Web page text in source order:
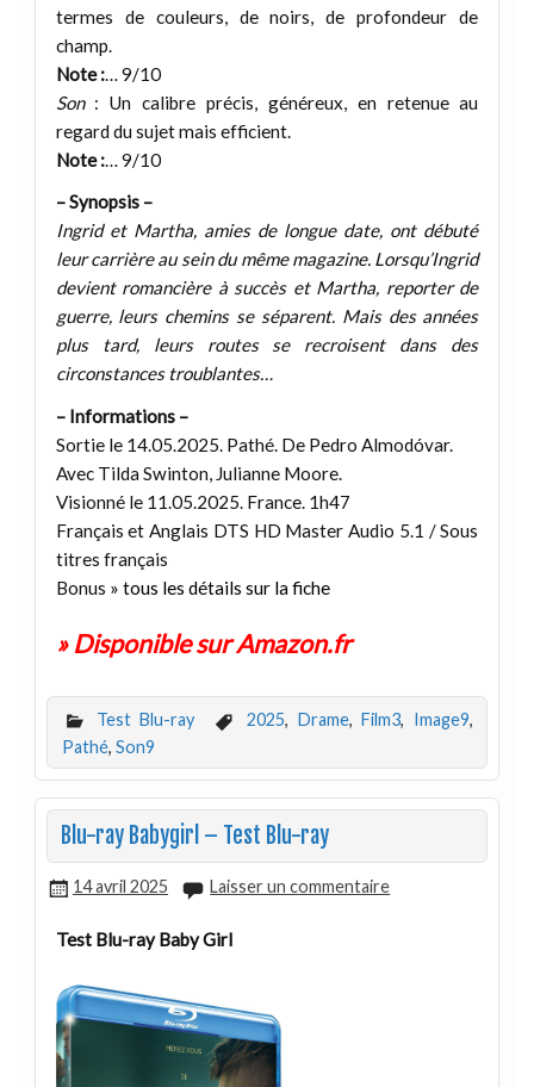
termes de couleurs, de noirs, de profondeur de
champ.
Note :… 9/10
Son: Un calibre précis, généreux, en retenue au
regard du sujet mais efficient.
Note :… 9/10
– Synopsis –
Ingrid et Martha, amies de longue date, ont débuté
leur carrière au sein du même magazine. Lorsqu’Ingrid
devient romancière à succès et Martha, reporter de
guerre, leurs chemins se séparent. Mais des années
plus tard, leurs routes se recroisent dans des
circonstances troublantes…
– Informations –
Sortie le 14.05.2025. Pathé. De Pedro Almodóvar.
Avec Tilda Swinton, Julianne Moore.
Visionné le 11.05.2025. France. 1h47
Français et Anglais DTS HD Master Audio 5.1 / Sous
titres français
Bonus » tous les détails sur la fiche
» Disponible sur Amazon.fr
Test Blu-ray 2025, Drame,Film3, Image9,
Pathé, Son9
Blu-ray Babygirl – Test Blu-ray
14 avril 2025 Laisser un commentaire
Test Blu-ray Baby Girl